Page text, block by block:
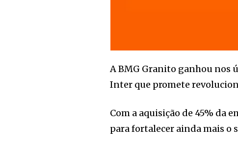
A BMG Granito ganhou nos
Inter que promete
Com a aquisição de 45% da
para fortalecer ainda mais o